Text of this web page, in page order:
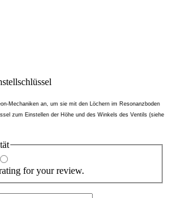
Mechaniken an, um sie mit den Löchern im Resonanzboden
zum Einstellen der Höhe und des Winkels des Ventils (siehe
for your review.